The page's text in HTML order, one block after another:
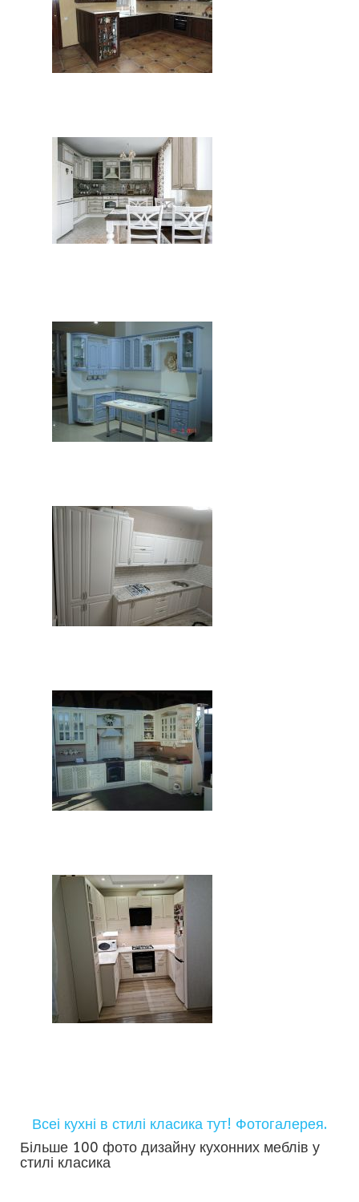
Всеі кухні в стилі класика тут! Фотогалерея.
Більше 100 фото дизайну кухонних меблів у
стилі класика